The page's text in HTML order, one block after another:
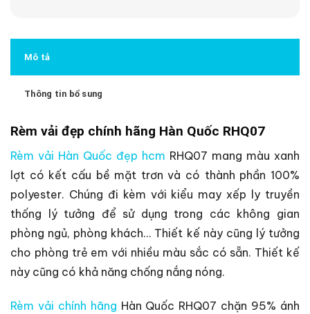
Mô tả
Thông tin bổ sung
Rèm vải đẹp chính hãng Hàn Quốc RHQ07
Rèm vải Hàn Quốc đẹp hcm RHQ07 mang màu xanh
lợt có kết cấu bề mặt trơn và có thành phần 100%
polyester. Chúng đi kèm với kiểu may xếp ly truyền
thống lý tưởng để sử dụng trong các không gian
phòng ngủ, phòng khách… Thiết kế này cũng lý tưởng
cho phòng trẻ em với nhiều màu sắc có sẵn. Thiết kế
này cũng có khả năng chống nắng nóng.
Rèm vải chính hãng Hàn Quốc RHQ07 chặn 95% ánh